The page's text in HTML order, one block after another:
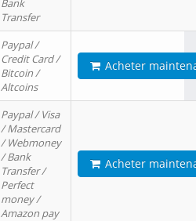
Bank
Transfer
Paypal /
Credit Card /
Bitcoin /
Altcoins
Acheter
Paypal / Visa
/ Mastercard
/ Webmoney
/ Bank
Transfer /
Perfect
money /
Amazon pay
Acheter